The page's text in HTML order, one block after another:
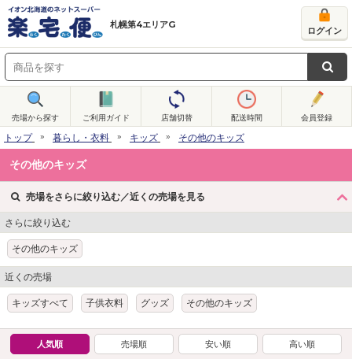
札幌第4エリアG
ログイン
売場から探す ご利用ガイド 店舗切替 配送時間 会員登録
トップ 暮らし・衣料 キッズ その他のキッズ
その他のキッズ
売場をさらに絞り込む／近くの売場を見る
さらに絞り込む
その他のキッズ
近くの売場
キッズすべて 子供衣料 グッズ その他のキッズ
人気順 売場順 安い順 高い順